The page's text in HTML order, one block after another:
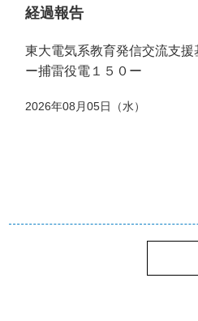
経過報告
東大電気系教育発信交流支
ー捕雷役電１５０ー
2026年08月05日（水）